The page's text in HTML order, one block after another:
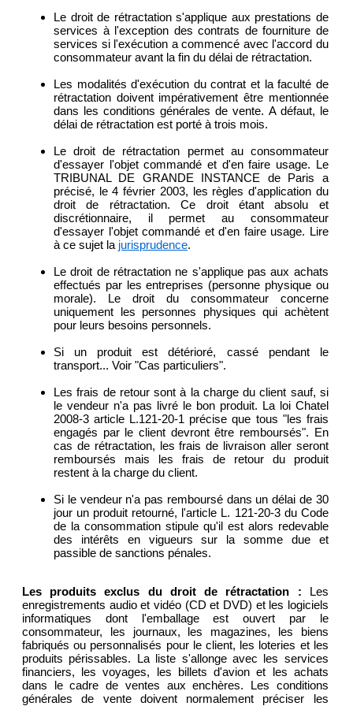
Le droit de rétractation s'applique aux prestations de
services à l'exception des contrats de fourniture de
services si l'exécution a commencé avec l'accord du
consommateur avant la fin du délai de rétractation.
Les modalités d'exécution du contrat et la faculté de
rétractation doivent impérativement être mentionnée
dans les conditions générales de vente. A défaut, le
délai de rétractation est porté à trois mois.
Le droit de rétractation permet au consommateur
d'essayer l'objet commandé et d'en faire usage. Le
TRIBUNAL DE GRANDE INSTANCE de Paris a
précisé, le 4 février 2003, les règles d'application du
droit de rétractation. Ce droit étant absolu et
discrétionnaire, il permet au consommateur
d'essayer l'objet commandé et d'en faire usage. Lire
à ce sujet la jurisprudence.
Le droit de rétractation ne s'applique pas aux achats
effectués par les entreprises (personne physique ou
morale). Le droit du consommateur concerne
uniquement les personnes physiques qui achètent
pour leurs besoins personnels.
Si un produit est détérioré, cassé pendant le
transport... Voir "Cas particuliers".
Les frais de retour sont à la charge du client sauf, si
le vendeur n'a pas livré le bon produit. La loi Chatel
2008-3 article L.121-20-1 précise que tous "les frais
engagés par le client devront être remboursés". En
cas de rétractation, les frais de livraison aller seront
remboursés mais les frais de retour du produit
restent à la charge du client.
Si le vendeur n'a pas remboursé dans un délai de 30
jour un produit retourné, l'article L. 121-20-3 du Code
de la consommation stipule qu'il est alors redevable
des intérêts en vigueurs sur la somme due et
passible de sanctions pénales.
Les produits exclus du droit de rétractation : Les
enregistrements audio et vidéo (CD et DVD) et les logiciels
informatiques dont l'emballage est ouvert par le
consommateur, les journaux, les magazines, les biens
fabriqués ou personnalisés pour le client, les loteries et les
produits périssables. La liste s'allonge avec les services
financiers, les voyages, les billets d'avion et les achats
dans le cadre de ventes aux enchères. Les conditions
générales de vente doivent normalement préciser les